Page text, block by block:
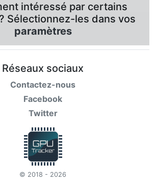
intéressé par certains
Sélectionnez-les dans vos
paramètres
Réseaux sociaux
Contactez-nous
Facebook
Twitter
© 2018 - 2026